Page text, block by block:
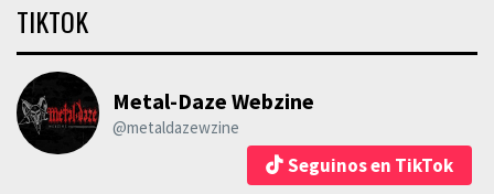
TIKTOK
Metal-Daze Webzine
@metaldazewzine
Seguinos en TikTok